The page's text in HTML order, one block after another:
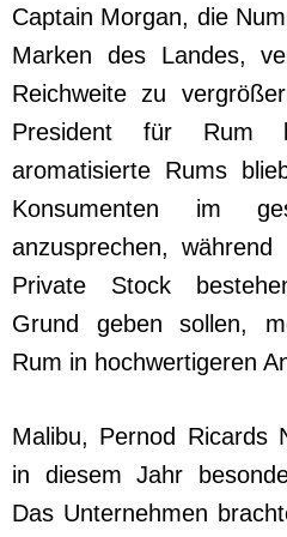
Captain Morgan, die
Marken des Landes,
Reichweite zu
President für Rum
aromatisierte Rums
Konsumenten im
anzusprechen,
Private Stock
Grund geben sollen,
Rum in hochwertigeren
Malibu, Pernod Ricards
in diesem Jahr
Das Unternehmen